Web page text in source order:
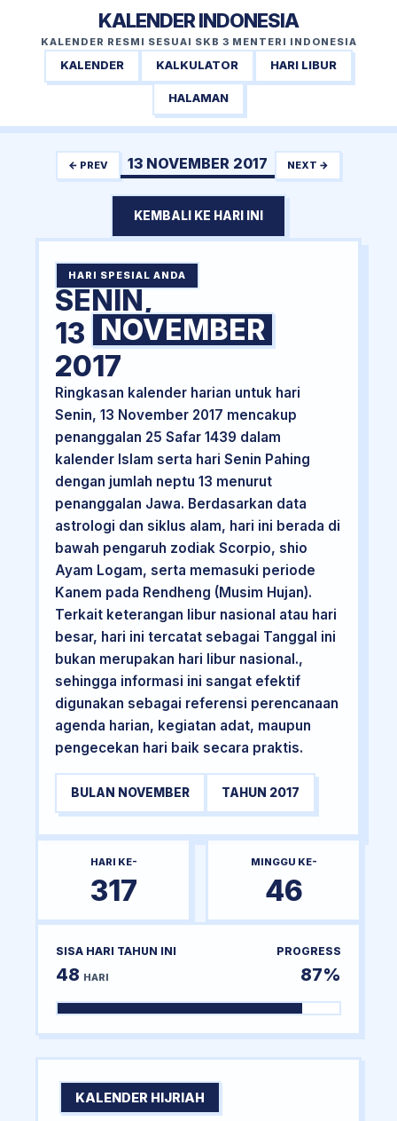
KALENDER INDONESIA
KALENDER RESMI SESUAI SKB 3 MENTERI INDONESIA
KALENDER KALKULATOR HARI LIBUR
HALAMAN
← PREV 13 NOVEMBER 2017 NEXT →
KEMBALI KE HARI INI
HARI SPESIAL ANDA
SENIN,
13 NOVEMBER
2017
Ringkasan kalender harian untuk hari
Senin, 13 November 2017 mencakup
penanggalan 25 Safar 1439 dalam
kalender Islam serta hari Senin Pahing
dengan jumlah neptu 13 menurut
penanggalan Jawa. Berdasarkan data
astrologi dan siklus alam, hari ini berada di
bawah pengaruh zodiak Scorpio, shio
Ayam Logam, serta memasuki periode
Kanem pada Rendheng (Musim Hujan).
Terkait keterangan libur nasional atau hari
besar, hari ini tercatat sebagai Tanggal ini
bukan merupakan hari libur nasional.,
sehingga informasi ini sangat efektif
digunakan sebagai referensi perencanaan
agenda harian, kegiatan adat, maupun
pengecekan hari baik secara praktis.
BULAN NOVEMBER TAHUN 2017
HARI KE-
317
MINGGU KE-
46
SISA HARI TAHUN INI
48 HARI
PROGRESS
87%
KALENDER HIJRIAH